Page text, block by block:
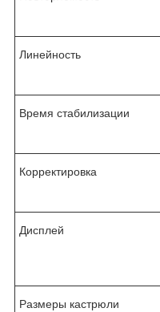
Линейность
Время стабилизации
Корректировка
Дисплей
Размеры кастрюли